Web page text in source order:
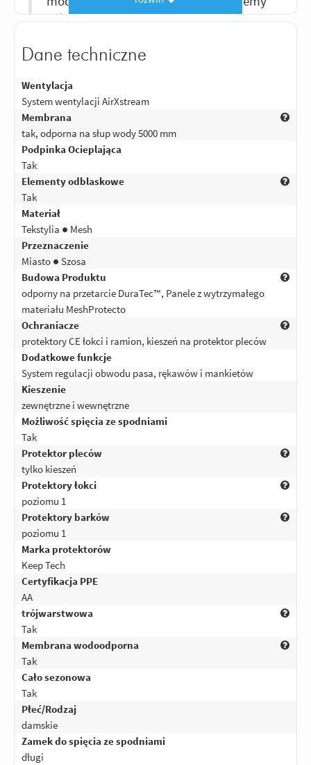
w takich samych kurtkach.Żona
zadowolona. Polecamy
Dane techniczne
Wentylacja
System wentylacji AirXstream
Membrana
tak, odporna na słup wody 5000 mm
Podpinka Ocieplająca
Tak
Elementy odblaskowe
Tak
Materiał
Tekstylia ● Mesh
Przeznaczenie
Miasto ● Szosa
Budowa Produktu
odporny na przetarcie DuraTec™, Panele z wytrzymałego
materiału MeshProtecto
Ochraniacze
protektory CE łokci i ramion, kieszeń na protektor pleców
Dodatkowe funkcje
System regulacji obwodu pasa, rękawów i mankietów
Kieszenie
zewnętrzne i wewnętrzne
Możliwość spięcia ze spodniami
Tak
Protektor pleców
tylko kieszeń
Protektory łokci
poziomu 1
Protektory barków
poziomu 1
Marka protektorów
Keep Tech
Certyfikacja PPE
AA
trójwarstwowa
Tak
Membrana wodoodporna
Tak
Cało sezonowa
Tak
Płeć/Rodzaj
damskie
Zamek do spięcia ze spodniami
długi